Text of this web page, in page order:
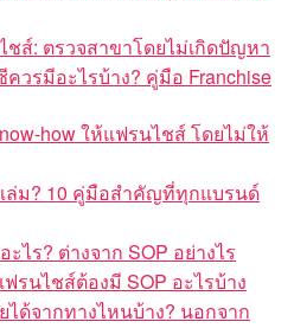
ชส์: ตรวจสาขาโดยไม่เกิดปัญหา
วรมีอะไรบ้าง? คู่มือ Franchise
how ให้แฟรนไชส์ โดยไม่ให้
ล่ม? 10 คู่มือสำคัญที่ทุกแบรนด์
ะไร? ต่างจาก SOP อย่างไร
รนไชส์ต้องมี SOP อะไรบ้าง
ได้จากทางไหนบ้าง? นอกจาก